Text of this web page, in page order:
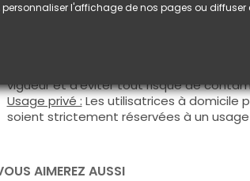
Les bandes émeri ne sont pas
Pour garantir des
remplacer la bande émeri après
vigueur et d’éviter tout risque de
Usage privé :Les utilisatrices à domicile
soient strictement réservées à un
AIMEREZ AUSSI
l'affichage de nos pages ou diffuser